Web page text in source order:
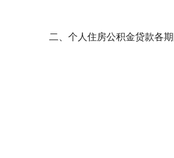
二、个人住房公积金贷款各期